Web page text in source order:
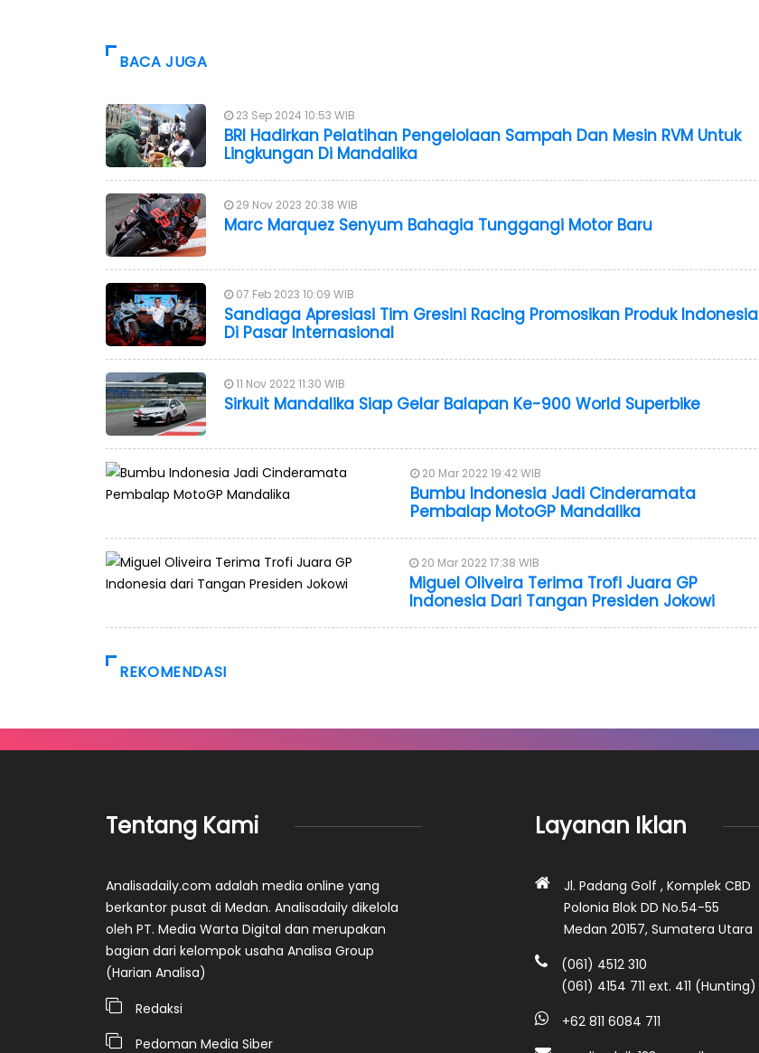
BACA JUGA
23 Sep 2024 10:53 WIB
BRI Hadirkan Pelatihan Pengelolaan Sampah Dan Mesin RVM Untuk
Lingkungan Di Mandalika
29 Nov 2023 20:38 WIB
Marc Marquez Senyum Bahagia Tunggangi Motor Baru
07 Feb 2023 10:09 WIB
Sandiaga Apresiasi Tim Gresini Racing Promosikan Produk Indonesia
Di Pasar Internasional
11 Nov 2022 11:30 WIB
Sirkuit Mandalika Siap Gelar Balapan Ke-900 World Superbike
20 Mar 2022 19:42 WIB
Bumbu Indonesia Jadi Cinderamata
Pembalap MotoGP Mandalika
20 Mar 2022 17:38 WIB
Miguel Oliveira Terima Trofi Juara GP
Indonesia Dari Tangan Presiden Jokowi
REKOMENDASI
Tentang Kami
Analisadaily.com adalah media online yang
berkantor pusat di Medan. Analisadaily dikelola
oleh PT. Media Warta Digital dan merupakan
bagian dari kelompok usaha Analisa Group
(Harian Analisa)
Redaksi
Pedoman Media Siber
Layanan Iklan
Jl. Padang Golf , Komplek CBD
Polonia Blok DD No.54-55
Medan 20157, Sumatera Utara
(061) 4512 310
(061) 4154 711 ext. 411 (Hunting)
+62 811 6084 711